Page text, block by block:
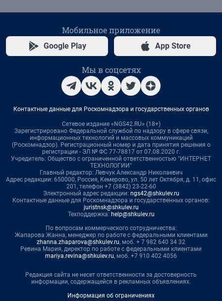
Мобильное приложение
Google Play App Store
Мы в соцсетях
Контактные данные для Роскомнадзора и государственных органов
Сетевое издание «NGS42.RU» (18+)
Зарегистрировано Федеральной службой по надзору в сфере связи,
информационных технологий и массовых коммуникаций
(Роскомнадзор). Регистрационный номер и дата принятия решения о
регистрации - ЭЛ № ФС 77-78817 от 07.08.2020 г.
Учредитель: Общество с ограниченной ответственностью "ИНТЕРНЕТ
ТЕХНОЛОГИИ"
Главный редактор: Левчук Александр Николаевич
Адрес редакции: 650000, Россия, Кемерово, ул. 50 лет Октября, д. 11, офис
201, телефон +7 (3842) 23-22-60
Электронный адрес редакции: ngs42@shkulev.ru
Контактные данные для Роскомнадзора и государственных органов:
juristnsk@shkulev.ru
Техподдержка: help@shkulev.ru
По вопросам коммерческого сотрудничества:
Жапарова Жанна, менеджер по работе с федеральными клиентами
zhanna.zhaparova@shkulev.ru, моб. + 7 982 640 34 32
Ревина Мария, директор по работе с федеральными клиентами
mariya.revina@shkulev.ru, моб. +7 910 402 4056
Редакция сайта не несет ответственности за достоверность
информации, содержащейся в рекламных объявлениях.
Информация об ограничениях